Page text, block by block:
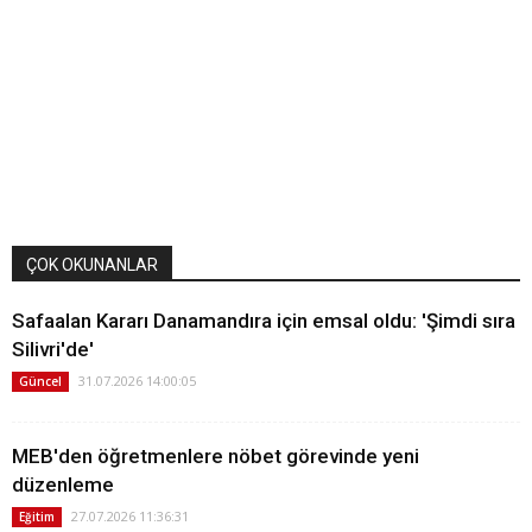
ÇOK OKUNANLAR
Safaalan Kararı Danamandıra için emsal oldu: 'Şimdi sıra
Silivri'de'
Güncel 31.07.2026 14:00:05
MEB'den öğretmenlere nöbet görevinde yeni
düzenleme
Eğitim 27.07.2026 11:36:31